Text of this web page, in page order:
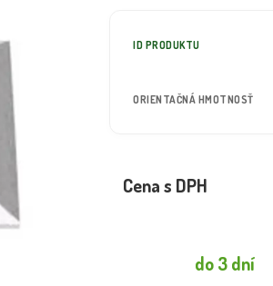
ID PRODUKTU
ORIENTAČNÁ HMOTNOSŤ
Cena s DPH
do 3 dní